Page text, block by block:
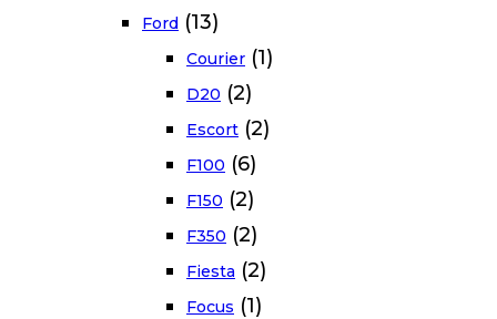
Ford (13)
Courier (1)
D20 (2)
Escort (2)
F100 (6)
F150 (2)
F350 (2)
Fiesta (2)
Focus (1)